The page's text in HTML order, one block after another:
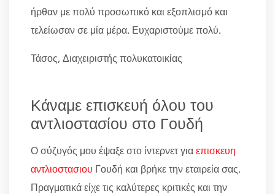
ήρθαν με πολύ προσωπικό και εξοπλισμό και
τελείωσαν σε μία μέρα. Ευχαριστούμε πολύ.
Τάσος, Διαχειριστής πολυκατοικίας
Κάναμε επισκευή όλου του
αντλιοστασίου στο Γουδή
Ο σύζυγός μου έψαξε στο ίντερνετ γιαεπισκευη
αντλιοστασιου Γουδή και βρήκε την εταιρεία σας.
Πραγματικά είχε τις καλύτερες κριτικές και την